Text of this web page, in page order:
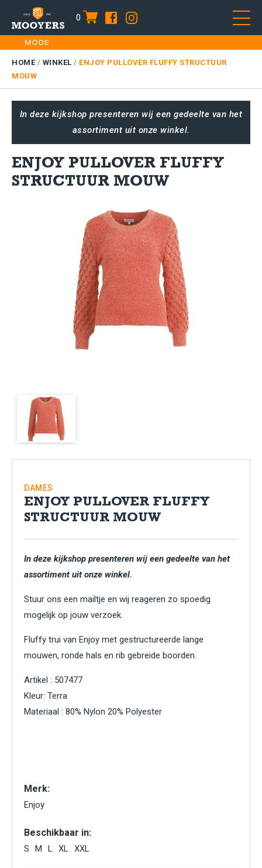
0 item
Skip
to
content
HOME
DAMES
HEREN
KIDS
PLUS SIZE
CONTACT
HOME/ WINKEL / ENJOY PULLOVER FLUFFY STRUCTUUR
MOUW
In deze kijkshop presenteren wij een gedeelte van het
assortiment uit onze winkel.
ENJOY PULLOVER FLUFFY
STRUCTUUR MOUW
DAMES
ENJOY PULLOVER FLUFFY
STRUCTUUR MOUW
In deze kijkshop presenteren wij een gedeelte van het
assortiment uit onze winkel.
Stuur ons een mailtje en wij reageren zo spoedig
mogelijk op jouw verzoek.
Fluffy trui van Enjoy met gestructureerde lange
mouwen, ronde hals en rib gebreide boorden.
Artikel : 507477
Kleur: Terra
Materiaal : 80% Nylon 20% Polyester
Merk:
Enjoy
Beschikbaar in:
S M L XL XXL